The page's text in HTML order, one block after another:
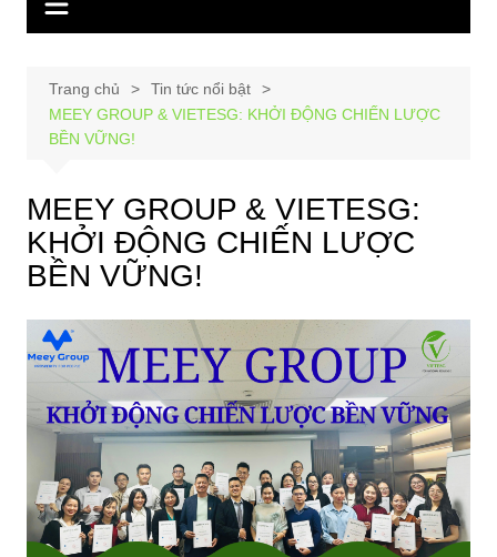
Trang chủ
Tin tức nổi bật
MEEY GROUP & VIETESG: KHỞI ĐỘNG CHIẾN LƯỢC
BỀN VỮNG!
MEEY GROUP & VIETESG:
KHỞI ĐỘNG CHIẾN LƯỢC
BỀN VỮNG!